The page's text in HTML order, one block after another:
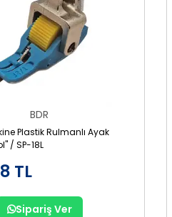
BDR
Plastik Rulmanlı Ayak
/ SP-18L
TL
Sipariş Ver